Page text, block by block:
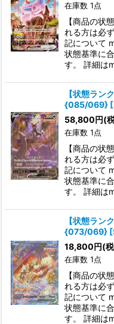
在庫数 1点
【商品の状
れる方は必
記について
状態基準に
す。 詳細は
【状態ラン
{085/069}
58,800円(
在庫数 1点
【商品の状
れる方は必
記について
状態基準に
す。 詳細は
【状態ラン
{073/069}
18,800円(
在庫数 1点
【商品の状
れる方は必
記について
状態基準に
す。 詳細は